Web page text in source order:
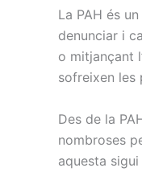
La PAH és
denunciar i
o mitjançant
sofreixen les
Des de la
nombroses
aquesta